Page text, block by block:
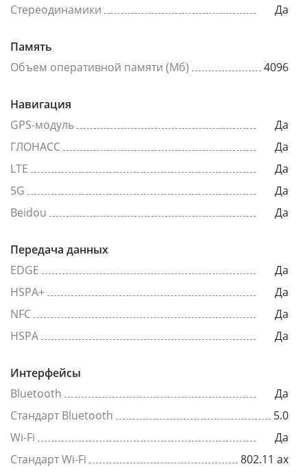
Стереодинамики Да
Память
Объем оперативной памяти (Мб)
4096
Навигация
GPS-модуль
Да
ГЛОНАСС
Да
LTE
Да
5G
Да
Beidou
Да
Передача данных
EDGE
Да
HSPA+
Да
NFC
Да
HSPA
Да
Интерфейсы
Bluetooth
Да
Стандарт Bluetooth
5.0
Wi-Fi
Да
Стандарт Wi-Fi
802.11 ax